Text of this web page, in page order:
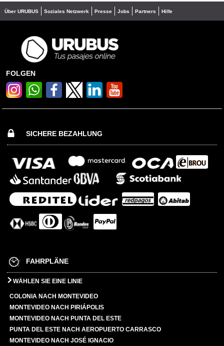
Über URUBUS Soziales Netzwerk Presse Jobs Partners Hilfe
FOLGEN
SICHERE BEZAHLUNG
FAHRPLÄNE
WÄHLEN SIE EINE LINIE
COLONIA NACH MONTEVIDEO
MONTEVIDEO NACH PIRIÁPOLIS
MONTEVIDEO NACH PUNTA DEL ESTE
PUNTA DEL ESTE NACH AEROPUERTO CARRASCO
MONTEVIDEO NACH JOSÉ IGNACIO